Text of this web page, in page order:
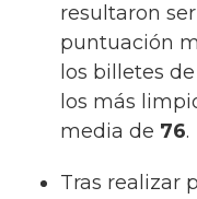
resultaron
puntuación
los billetes
los más
media de 76.
Tras realizar